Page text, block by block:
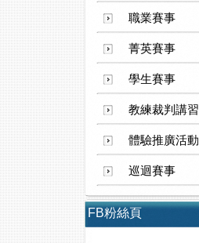
職業賽事
菁英賽事
學生賽事
教練裁判講習
體驗推廣活動
巡迴賽事
FB粉絲頁